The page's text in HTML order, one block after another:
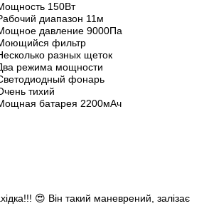
150Вт
диапазон 11м
давление 9000Па
фильтр
разных щеток
режима мощности
фонарь
тихий
батарея 2200мАч
😍 Він такий маневрений, залізає